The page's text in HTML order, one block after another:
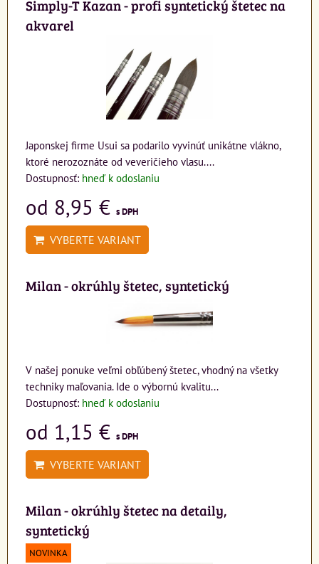
Simply-T Kazan - profi syntetický štetec na
akvarel
Japonskej firme Usui sa podarilo vyvinúť unikátne vlákno,
ktoré nerozoznáte od veveričieho vlasu....
Dostupnosť: hneď k odoslaniu
od 8,95 € s DPH
VYBERTE VARIANT
Milan - okrúhly štetec, syntetický
V našej ponuke veľmi obľúbený štetec, vhodný na všetky
techniky maľovania. Ide o výbornú kvalitu...
Dostupnosť: hneď k odoslaniu
od 1,15 € s DPH
VYBERTE VARIANT
Milan - okrúhly štetec na detaily,
syntetický
NOVINKA